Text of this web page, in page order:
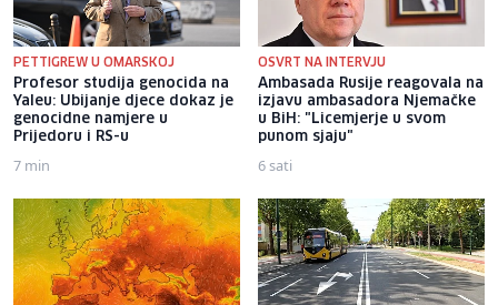
PETTIGREW U OMARSKOJ
Profesor studija genocida na
Yaleu: Ubijanje djece dokaz je
genocidne namjere u
Prijedoru i RS-u
7 min
OSVRT NA INTERVJU
Ambasada Rusije reagovala na
izjavu ambasadora Njemačke
u BiH: "Licemjerje u svom
punom sjaju"
6 sati